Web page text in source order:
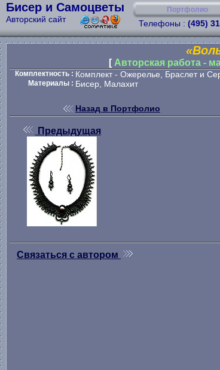
Бисер и Самоцветы
Авторский сайт
Портфолио
Телефоны : (495)
[Авторская работа -
Комплектность : Комплект - Ожерелье, Браслет и
Материалы : Бисер, Малахит
Назад в Портфолио
Предыдущая
Связаться с автором